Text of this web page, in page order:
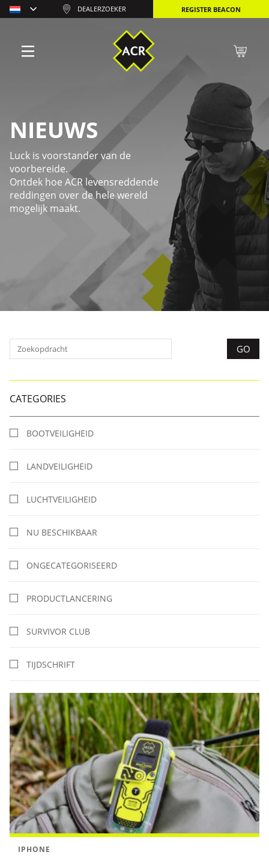
NIEUWS
Luck is voorstander van de
voorbereide.
Ontdek hoe ACR levensreddende
reddingen over de hele wereld
mogelijk maakt.
CATEGORIES
BOOTVEILIGHEID
LANDVEILIGHEID
LUCHTVEILIGHEID
NU BESCHIKBAAR
ONGECATEGORISEERD
PRODUCTLANCERING
SURVIVOR CLUB
TIJDSCHRIFT
IPHONE
DEALERZOEKER REGISTER BEACON